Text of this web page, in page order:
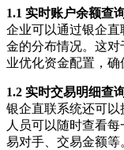
1.1 实时账户余额查
企业可以通过银企
金的分布情况。这
业优化资金配置，确
1.2 实时交易明细查
银企直联系统还可
人员可以随时查看
易对手、交易金额